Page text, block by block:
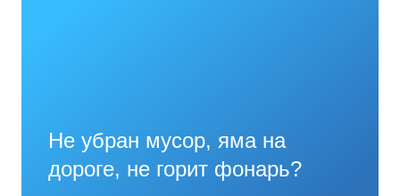
Не убран мусор, яма на
дороге, не горит фонарь?